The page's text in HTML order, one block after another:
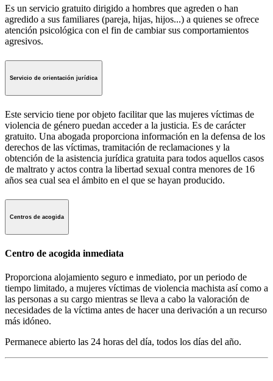
Es un servicio gratuito dirigido a hombres que agreden o han
agredido a sus familiares (pareja, hijas, hijos...) a quienes se ofrece
atención psicológica con el fin de cambiar sus comportamientos
agresivos.
Servicio de orientación jurídica
Este servicio tiene por objeto facilitar que las mujeres víctimas de
violencia de género puedan acceder a la justicia. Es de carácter
gratuito. Una abogada proporciona información en la defensa de los
derechos de las víctimas, tramitación de reclamaciones y la
obtención de la asistencia jurídica gratuita para todos aquellos casos
de maltrato y actos contra la libertad sexual contra menores de 16
años sea cual sea el ámbito en el que se hayan producido.
Centros de acogida
Centro de acogida inmediata
Proporciona alojamiento seguro e inmediato, por un periodo de
tiempo limitado, a mujeres víctimas de violencia machista así como a
las personas a su cargo mientras se lleva a cabo la valoración de
necesidades de la víctima antes de hacer una derivación a un recurso
más idóneo.
Permanece abierto las 24 horas del día, todos los días del año.